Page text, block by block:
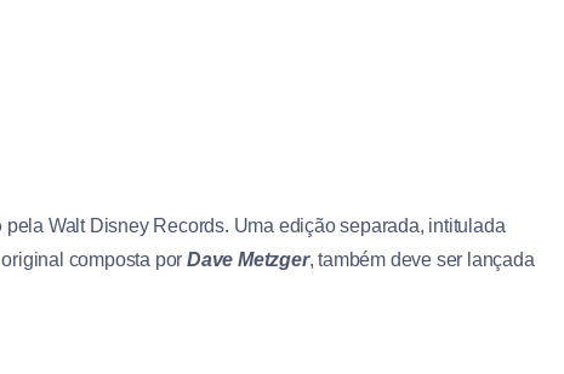
pela Walt Disney Records. Uma edição separada, intitulada
composta porDave Metzger, também deve ser lançada